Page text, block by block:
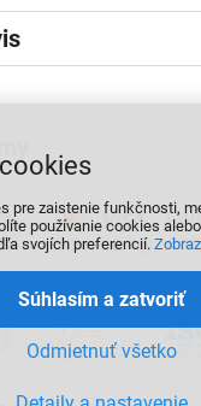
pre zaistenie funkčnosti,
používanie cookies
svojích preferencií.
Odmietnuť všetko
Súhlasím a zatvoriť